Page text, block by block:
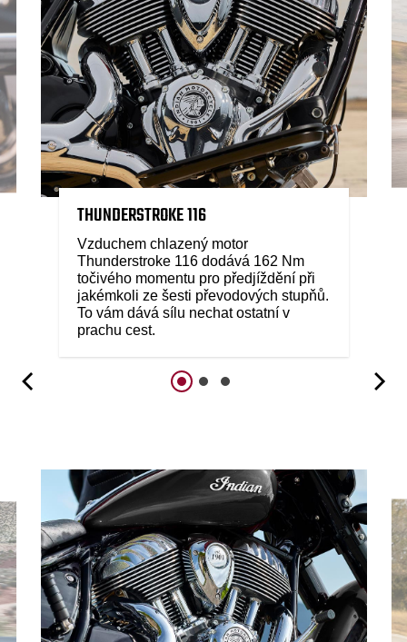
THUNDERSTROKE 116
Vzduchem chlazený motor
Thunderstroke 116 dodává 162 Nm
točivého momentu pro předjíždění při
jakémkoli ze šesti převodových stupňů.
To vám dává sílu nechat ostatní v
prachu cest.